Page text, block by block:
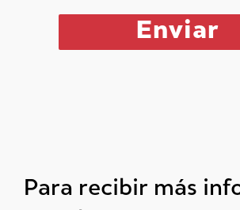
Para recibir más